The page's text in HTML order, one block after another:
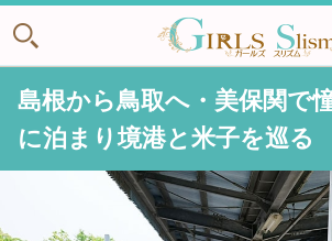
島根から鳥取へ・美保関で
に泊まり境港と米子を巡る